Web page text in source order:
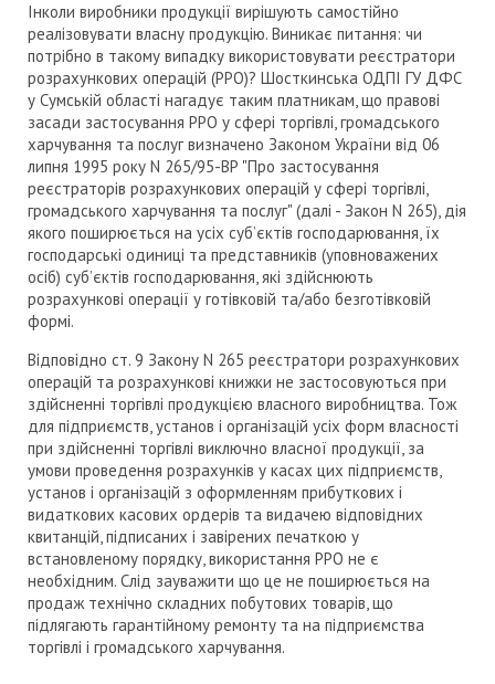
Інколи виробники продукції вирішують самостійно
реалізовувати власну продукцію. Виникає питання: чи
потрібно в такому випадку використовувати реєстратори
розрахункових операцій (РРО)? Шосткинська ОДПІ ГУ ДФС
у Сумській області нагадує таким платникам, що правові
засади застосування РРО у сфері торгівлі, громадського
харчування та послуг визначено Законом України від 06
липня 1995 року N 265/95-ВР "Про застосування
реєстраторів розрахункових операцій у сфері торгівлі,
громадського харчування та послуг" (далі - Закон N 265), дія
якого поширюється на усіх суб’єктів господарювання, їх
господарські одиниці та представників (уповноважених
осіб) суб’єктів господарювання, які здійснюють
розрахункові операції у готівковій та/або безготівковій
формі.
Відповідно ст. 9 Закону N 265 реєстратори розрахункових
операцій та розрахункові книжки не застосовуються при
здійсненні торгівлі продукцією власного виробництва. Тож
для підприємств, установ і організацій усіх форм власності
при здійсненні торгівлі виключно власної продукції, за
умови проведення розрахунків у касах цих підприємств,
установ і організацій з оформленням прибуткових і
видаткових касових ордерів та видачею відповідних
квитанцій, підписаних і завірених печаткою у
встановленому порядку, використання РРО не є
необхідним. Слід зауважити що це не поширюється на
продаж технічно складних побутових товарів, що
підлягають гарантійному ремонту та на підприємства
торгівлі і громадського харчування.